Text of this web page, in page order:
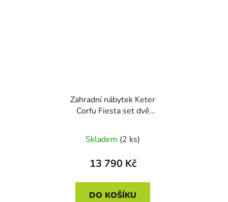
Zahradní nábytek Keter
Corfu Fiesta set dvě
křesla + stůl grafitový
Skladem (2 ks)
13 790 Kč
DO KOŠÍKU